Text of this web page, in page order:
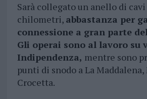
Sarà collegato un anello di
chilometri, abbastanza per
connessione a gran parte
Gli operai sono al lavoro su
Indipendenza, mentre sono
punti di snodo a La Maddalena,
Crocetta.